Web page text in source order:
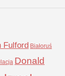
Fulford Białoruś
Donald